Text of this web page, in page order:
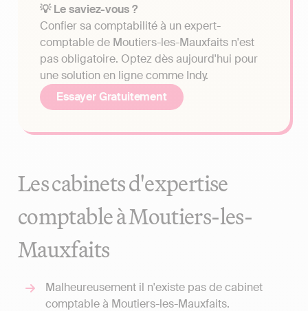
💡 Le saviez-vous ?
Confier sa comptabilité à un expert-
comptable de Moutiers-les-Mauxfaits n'est
pas obligatoire. Optez dès aujourd'hui pour
une solution en ligne comme Indy.
Essayer Gratuitement
Les cabinets d'expertise
comptable à Moutiers-les-
Mauxfaits
Malheureusement il n'existe pas de cabinet
comptable à Moutiers-les-Mauxfaits.